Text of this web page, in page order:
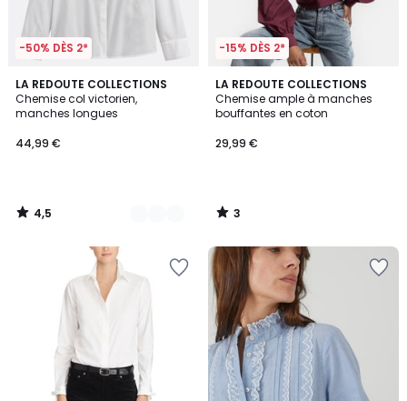
-50% DÈS 2*
LA REDOUTE COLLECTIONS
Chemise col victorien,
manches longues
44,99 €
4,5
/ 5
2
Couleurs
4,5
/
-15% DÈS 2*
LA REDOUTE COLLECTIONS
Chemise ample à manches
bouffantes en coton
29,99 €
3
/
5
3
/